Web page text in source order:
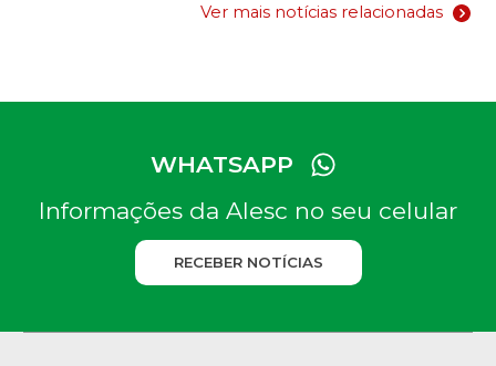
Ver mais notícias relacionadas
WHATSAPP
Informações da Alesc no seu celular
RECEBER NOTÍCIAS